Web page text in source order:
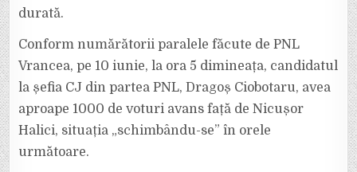
durată.
Conform numărătorii paralele făcute de PNL
Vrancea, pe 10 iunie, la ora 5 dimineața, candidatul
la șefia CJ din partea PNL, Dragoș Ciobotaru, avea
aproape 1000 de voturi avans față de Nicușor
Halici, situația „schimbându-se” în orele
următoare.